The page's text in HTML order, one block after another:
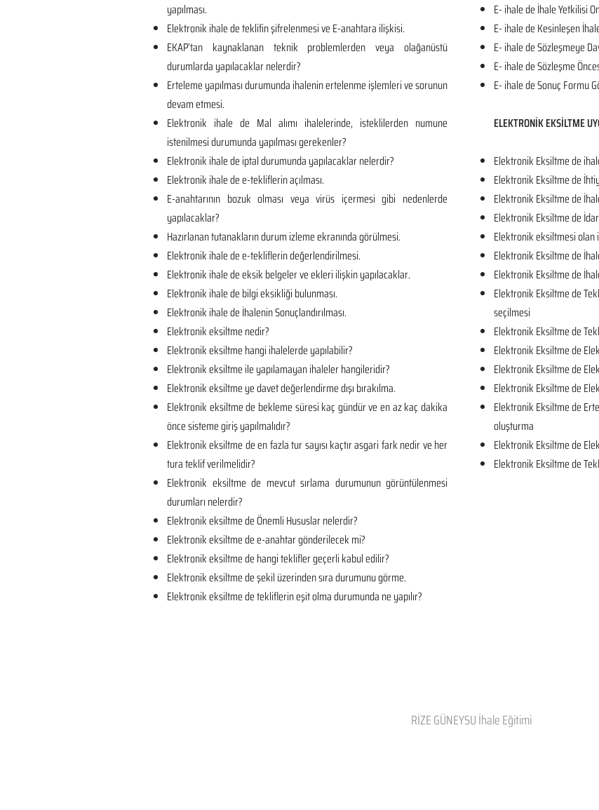
yapılması.
Elektronik ihale de teklifin şifrelenmesi ve E-anahtara ilişkisi.
EKAP’tan kaynaklanan teknik problemlerden veya olağanüstü
durumlarda yapılacaklar nelerdir?
Erteleme yapılması durumunda ihalenin ertelenme işlemleri ve sorunun
devam etmesi.
Elektronik ihale de Mal alımı ihalelerinde, isteklilerden numune
istenilmesi durumunda yapılması gerekenler?
Elektronik ihale de iptal durumunda yapılacaklar nelerdir?
Elektronik ihale de e-tekliflerin açılması.
E-anahtarının bozuk olması veya virüs içermesi gibi nedenlerde
yapılacaklar?
Hazırlanan tutanakların durum izleme ekranında görülmesi.
Elektronik ihale de e-tekliflerin değerlendirilmesi.
Elektronik ihale de eksik belgeler ve ekleri ilişkin yapılacaklar.
Elektronik ihale de bilgi eksikliği bulunması.
Elektronik ihale de İhalenin Sonuçlandırılması.
Elektronik eksiltme nedir?
Elektronik eksiltme hangi ihalelerde yapılabilir?
Elektronik eksiltme ile yapılamayan ihaleler hangileridir?
Elektronik eksiltme ye davet değerlendirme dışı bırakılma.
Elektronik eksiltme de bekleme süresi kaç gündür ve en az kaç dakika
önce sisteme giriş yapılmalıdır?
Elektronik eksiltme de en fazla tur sayısı kaçtır asgari fark nedir ve her
tura teklif verilmelidir?
Elektronik eksiltme de mevcut sırlama durumunun görüntülenmesi
durumları nelerdir?
Elektronik eksiltme de Önemli Hususlar nelerdir?
Elektronik eksiltme de e-anahtar gönderilecek mi?
Elektronik eksiltme de hangi teklifler geçerli kabul edilir?
Elektronik eksiltme de şekil üzerinden sıra durumunu görme.
Elektronik eksiltme de tekliflerin eşit olma durumunda ne yapılır?
E- ihale de İhale Yetkilisi
E- ihale de Kesinleşen
E- ihale de Sözleşmeye
E- ihale de Sözleşme
E- ihale de Sonuç Formu
ELEKTRONİK EKSİLTME
Elektronik Eksiltme de
Elektronik Eksiltme de
Elektronik Eksiltme de
Elektronik Eksiltme de
Elektronik eksiltmesi
Elektronik Eksiltme de
Elektronik Eksiltme de
Elektronik Eksiltme de
seçilmesi
Elektronik Eksiltme de
Elektronik Eksiltme de
Elektronik Eksiltme de
Elektronik Eksiltme de
Elektronik Eksiltme de
oluşturma
Elektronik Eksiltme de
Elektronik Eksiltme de
RİZE GÜNEYSU İhale Eğitimi